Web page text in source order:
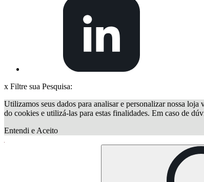
x Filtre sua Pesquisa:
Utilizamos seus dados para analisar e personalizar nossa
do cookies e utilizá-las para estas finalidades. Em caso de
Entendi e Aceito